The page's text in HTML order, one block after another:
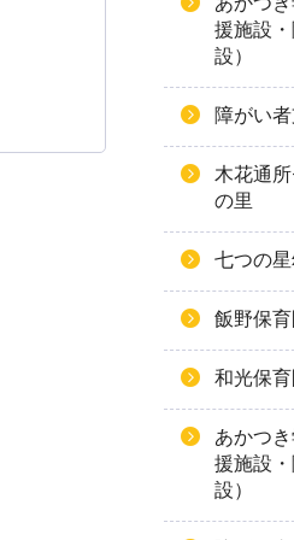
援施設
設）
障がい
木花通
の里
七つの
飯野保育
和光保育
あかつ
援施設
設）